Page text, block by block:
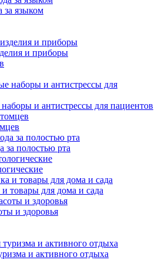
за языком
и приборы
и антистрессы для пациентов
за полостью рта
товары для дома и сада
и здоровья
и активного отдыха